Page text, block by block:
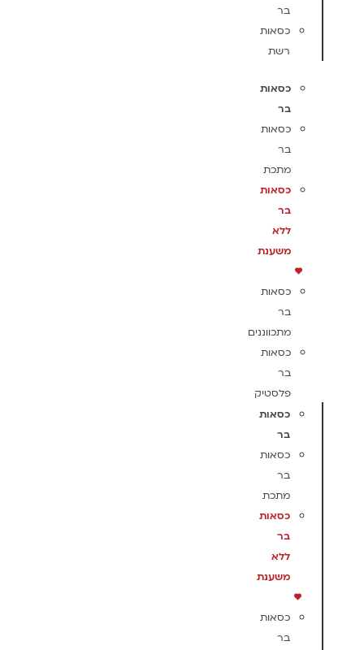
בר
כסאות
רשת
כסאות
בר
כסאות
בר
מתכת
כסאות
בר
ללא
משענת
כסאות
בר
מתכווננים
כסאות
בר
פלסטיק
כסאות
בר
כסאות
בר
מתכת
כסאות
בר
ללא
משענת
כסאות
בר